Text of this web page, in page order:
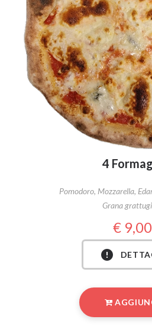
4
Pomodoro, Mozzarella,
Grana
9,00